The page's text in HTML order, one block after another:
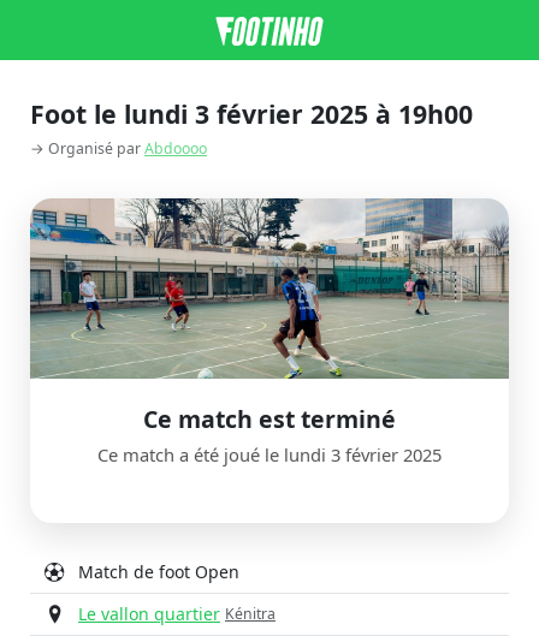
Foot le lundi 3 février 2025 à 19h00
→ Organisé parAbdoooo
Match de foot Open
Le vallon quartier Kénitra
Ce match est terminé
Ce match a été joué le lundi 3 février 2025